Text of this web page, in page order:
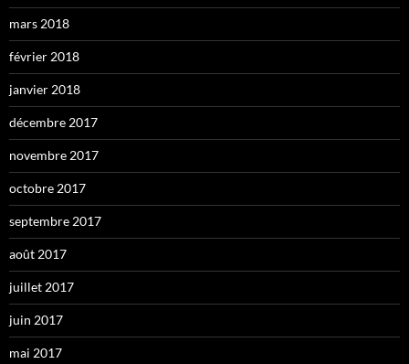
mars 2018
février 2018
janvier 2018
décembre 2017
novembre 2017
octobre 2017
septembre 2017
août 2017
juillet 2017
juin 2017
mai 2017